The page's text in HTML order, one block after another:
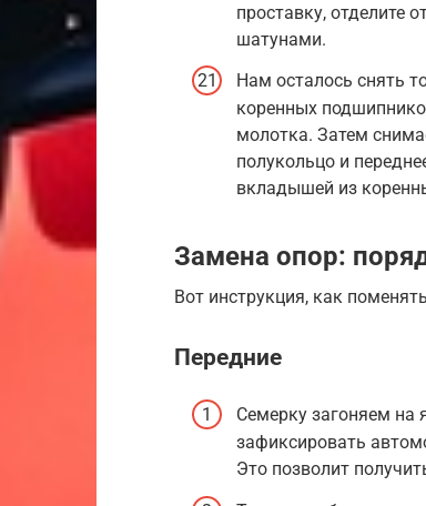
проставку, отделите
шатунами.
Нам осталось снять
коренных
молотка. Затем
полукольцо и
вкладышей из
Замена опор:
Вот инструкция, как
Передние
Семерку загоняем на
зафиксировать
Это позволит